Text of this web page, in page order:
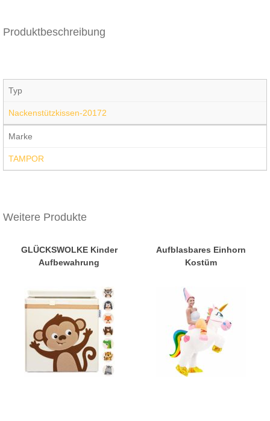
Produktbeschreibung
Typ
Nackenstützkissen-20172
Marke
TAMPOR
Weitere Produkte
GLÜCKSWOLKE Kinder
Aufbewahrung
Aufblasbares Einhorn
Kostüm